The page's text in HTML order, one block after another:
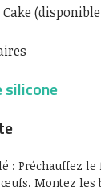
Cake
silicone
Préchauffez le
Montez les